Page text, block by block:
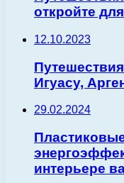
откройте
12.10.2023
Игуасу,
29.02.2024
интерьере